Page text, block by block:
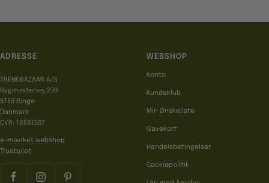
ADRESSE
TRENDBAZAAR A/S
Bygmestervej 23B
5750 Ringe
Danmark
CVR: 18581507
e-mærket webshop
Trustpilot
WEBSHOP
Konto
Kundeklub
Min Ønskeliste
Gavekort
Handelsbetingelser
Cookiepolitik